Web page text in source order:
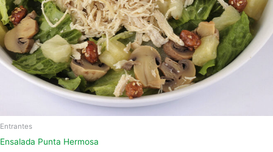
Entrantes
Ensalada Punta Hermosa